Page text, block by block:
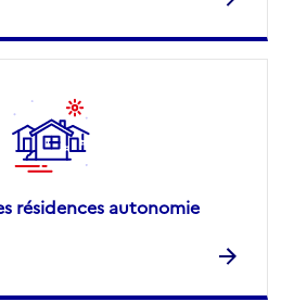
résidences autonomie